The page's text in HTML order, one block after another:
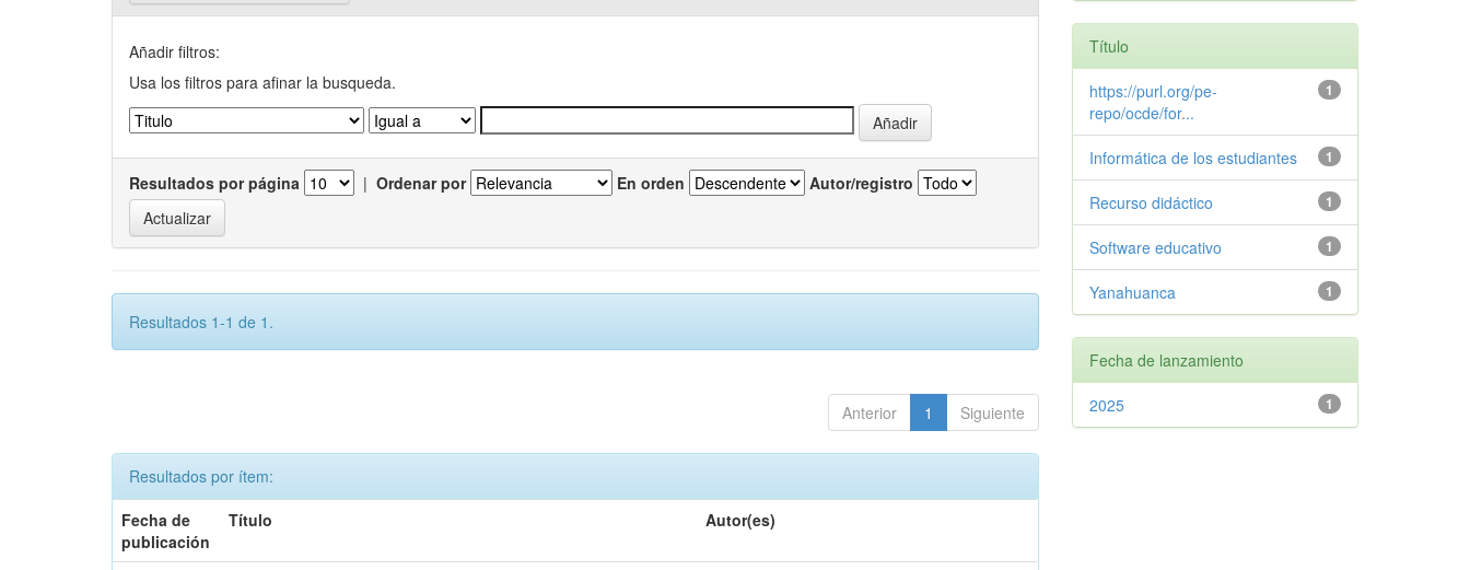
Añadir filtros:
Usa los filtros para afinar la busqueda.
Resultados por página | Ordenar por En orden Autor/registro
Resultados 1-1 de 1.
Anterior 1 Siguiente
Resultados por ítem:
Fecha de
publicación
Título Autor(es)
Título
1
https://purl.org/pe-
repo/ocde/for...
1
Informática de los estudiantes
1
Recurso didáctico
1
Software educativo
1
Yanahuanca
Fecha de lanzamiento
1
2025